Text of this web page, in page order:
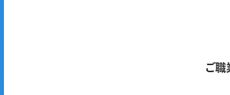
ご職